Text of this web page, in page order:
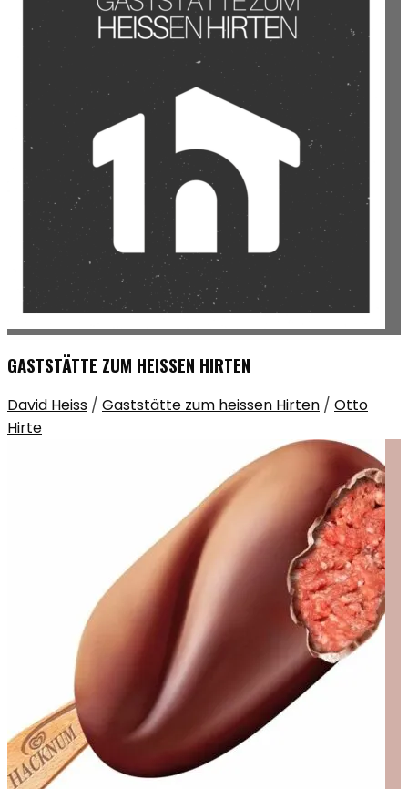
GASTSTÄTTE ZUM HEISSEN HIRTEN
David Heiss / Gaststätte zum heissen Hirten / Otto
Hirte